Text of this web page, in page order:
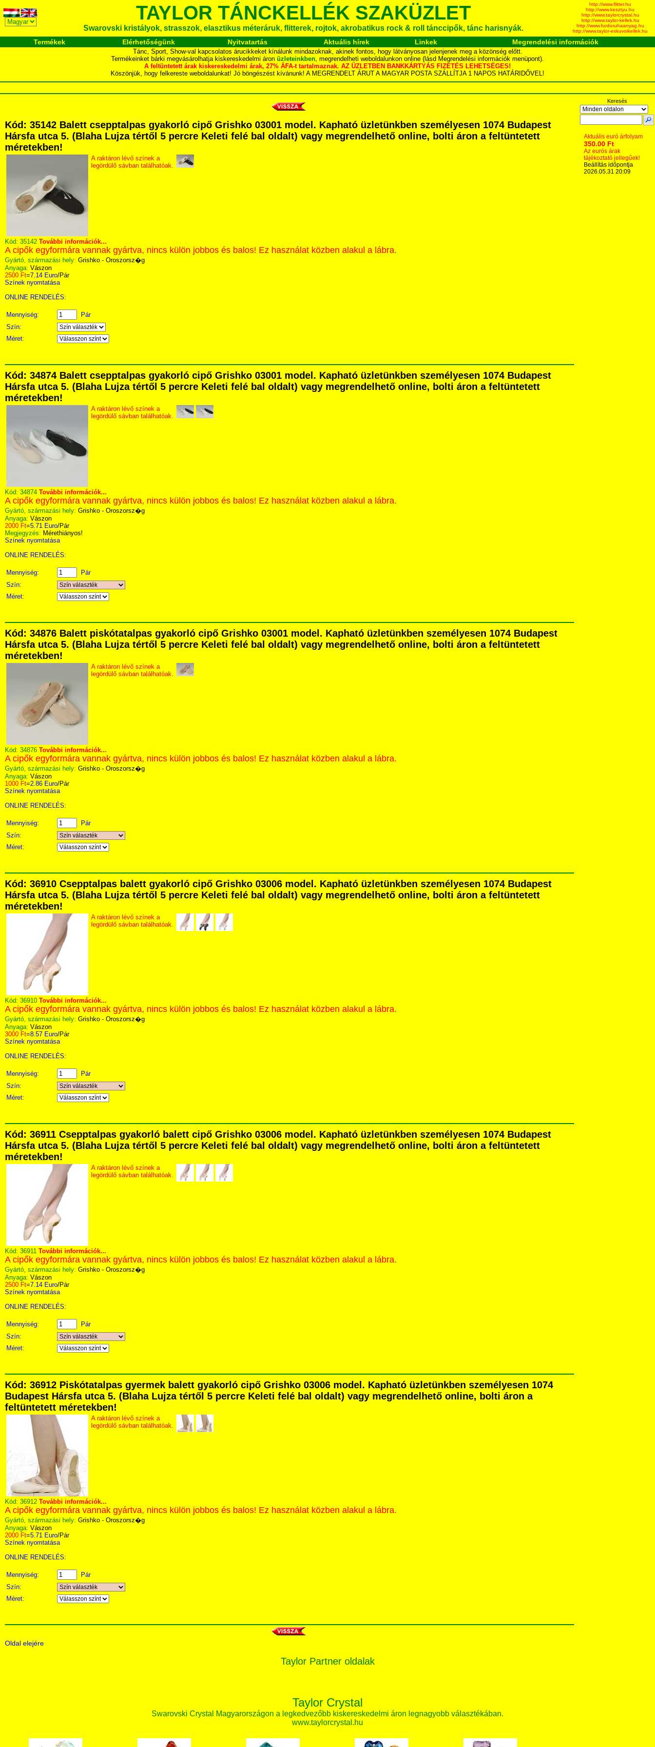
TAYLOR TÁNCKELLÉK SZAKÜZLET
Swarovski kristályok, strasszok, elasztikus méteráruk, flitterek, rojtok, akrobatikus rock & roll tánccipők, tánc harisnyák.
http://www.flitter.hu
http://www.kesztyu.hu
http://www.taylorcrystal.hu
http://www.taylor-kellek.hu
http://www.furdoruhaanyag.hu
http://www.taylor-eskuvoikellek.hu
Termékek Elérhetőségünk Nyitvatartás Aktuális hírek Linkek Megrendelési információk
Tánc, Sport, Show-val kapcsolatos árucikkeket kínálunk mindazoknak, akinek fontos, hogy látványosan jelenjenek meg a közönség előtt.
Termékeinket bárki megvásárolhatja kiskereskedelmi áron üzleteinkben, megrendelheti weboldalunkon online (lásd Megrendelési információk menüpont).
A feltüntetett árak kiskereskedelmi árak, 27% ÁFA-t tartalmaznak. AZ ÜZLETBEN BANKKÁRTYÁS FIZETÉS LEHETSÉGES!
Köszönjük, hogy felkereste weboldalunkat! Jó böngészést kívánunk! A MEGRENDELT ÁRUT A MAGYAR POSTA SZÁLLÍTJA 1 NAPOS HATÁRIDŐVEL!
Kód: 35142 Balett csepptalpas gyakorló cipő Grishko 03001 model. Kapható üzletünkben személyesen 1074 Budapest
Hársfa utca 5. (Blaha Lujza tértől 5 percre Keleti felé bal oldalt) vagy megrendelhető online, bolti áron a feltüntetett
méretekben!
A raktáron lévő színek a
legördülő sávban találhatóak.
Kód: 35142 További információk...
A cipők egyformára vannak gyártva, nincs külön jobbos és balos! Ez használat közben alakul a lábra.
Gyártó, származási hely: Grishko - Oroszorsz�g
Anyaga: Vászon
2500 Ft=7.14 Euro/Pár
Színek nyomtatása
ONLINE RENDELÉS:
Mennyiség:
Pár
Szín:
Méret:
Kód: 34874 Balett csepptalpas gyakorló cipő Grishko 03001 model. Kapható üzletünkben személyesen 1074 Budapest
Hársfa utca 5. (Blaha Lujza tértől 5 percre Keleti felé bal oldalt) vagy megrendelhető online, bolti áron a feltüntetett
méretekben!
A raktáron lévő színek a
legördülő sávban találhatóak.
Kód: 34874 További információk...
A cipők egyformára vannak gyártva, nincs külön jobbos és balos! Ez használat közben alakul a lábra.
Gyártó, származási hely: Grishko - Oroszorsz�g
Anyaga: Vászon
2000 Ft=5.71 Euro/Pár
Megjegyzés: Mérethiányos!
Színek nyomtatása
ONLINE RENDELÉS:
Mennyiség:
Pár
Szín:
Méret:
Kód: 34876 Balett piskótatalpas gyakorló cipő Grishko 03001 model. Kapható üzletünkben személyesen 1074 Budapest
Hársfa utca 5. (Blaha Lujza tértől 5 percre Keleti felé bal oldalt) vagy megrendelhető online, bolti áron a feltüntetett
méretekben!
A raktáron lévő színek a
legördülő sávban találhatóak.
Kód: 34876 További információk...
A cipők egyformára vannak gyártva, nincs külön jobbos és balos! Ez használat közben alakul a lábra.
Gyártó, származási hely: Grishko - Oroszorsz�g
Anyaga: Vászon
1000 Ft=2.86 Euro/Pár
Színek nyomtatása
ONLINE RENDELÉS:
Mennyiség:
Pár
Szín:
Méret:
Kód: 36910 Csepptalpas balett gyakorló cipő Grishko 03006 model. Kapható üzletünkben személyesen 1074 Budapest
Hársfa utca 5. (Blaha Lujza tértől 5 percre Keleti felé bal oldalt) vagy megrendelhető online, bolti áron a feltüntetett
méretekben!
A raktáron lévő színek a
legördülő sávban találhatóak.
Kód: 36910 További információk...
A cipők egyformára vannak gyártva, nincs külön jobbos és balos! Ez használat közben alakul a lábra.
Gyártó, származási hely: Grishko - Oroszorsz�g
Anyaga: Vászon
3000 Ft=8.57 Euro/Pár
Színek nyomtatása
ONLINE RENDELÉS:
Mennyiség:
Pár
Szín:
Méret:
Kód: 36911 Csepptalpas gyakorló balett cipő Grishko 03006 model. Kapható üzletünkben személyesen 1074 Budapest
Hársfa utca 5. (Blaha Lujza tértől 5 percre Keleti felé bal oldalt) vagy megrendelhető online, bolti áron a feltüntetett
méretekben!
A raktáron lévő színek a
legördülő sávban találhatóak.
Kód: 36911 További információk...
A cipők egyformára vannak gyártva, nincs külön jobbos és balos! Ez használat közben alakul a lábra.
Gyártó, származási hely: Grishko - Oroszorsz�g
Anyaga: Vászon
2500 Ft=7.14 Euro/Pár
Színek nyomtatása
ONLINE RENDELÉS:
Mennyiség:
Pár
Szín:
Méret:
Kód: 36912 Piskótatalpas gyermek balett gyakorló cipő Grishko 03006 model. Kapható üzletünkben személyesen 1074
Budapest Hársfa utca 5. (Blaha Lujza tértől 5 percre Keleti felé bal oldalt) vagy megrendelhető online, bolti áron a
feltüntetett méretekben!
A raktáron lévő színek a
legördülő sávban találhatóak.
Kód: 36912 További információk...
A cipők egyformára vannak gyártva, nincs külön jobbos és balos! Ez használat közben alakul a lábra.
Gyártó, származási hely: Grishko - Oroszorsz�g
Anyaga: Vászon
2000 Ft=5.71 Euro/Pár
Színek nyomtatása
ONLINE RENDELÉS:
Mennyiség:
Pár
Szín:
Méret:
Oldal elejére
Keresés
Aktuális euró árfolyam
350.00 Ft
Az eurós árak
tájékoztató jellegűek!
Beállítás időpontja
2026.05.31 20:09
Taylor Partner oldalak
Taylor Crystal
Swarovski Crystal Magyarországon a legkedvezőbb kiskereskedelmi áron legnagyobb választékában.
www.taylorcrystal.hu